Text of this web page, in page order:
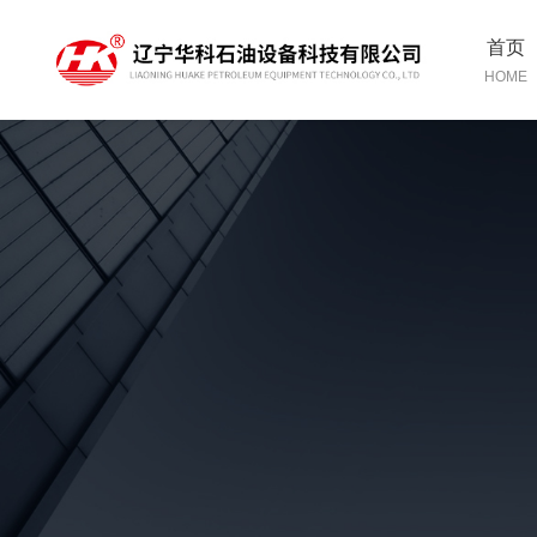
首页
HOME